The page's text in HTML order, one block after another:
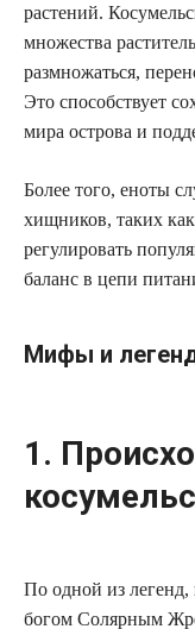
растений.
множества
размножаться,
Это способствует
мира острова и
Более того, еноты
хищников, таких
регулировать
баланс в цепи
Мифы и
1.
По одной из
богом Солярным